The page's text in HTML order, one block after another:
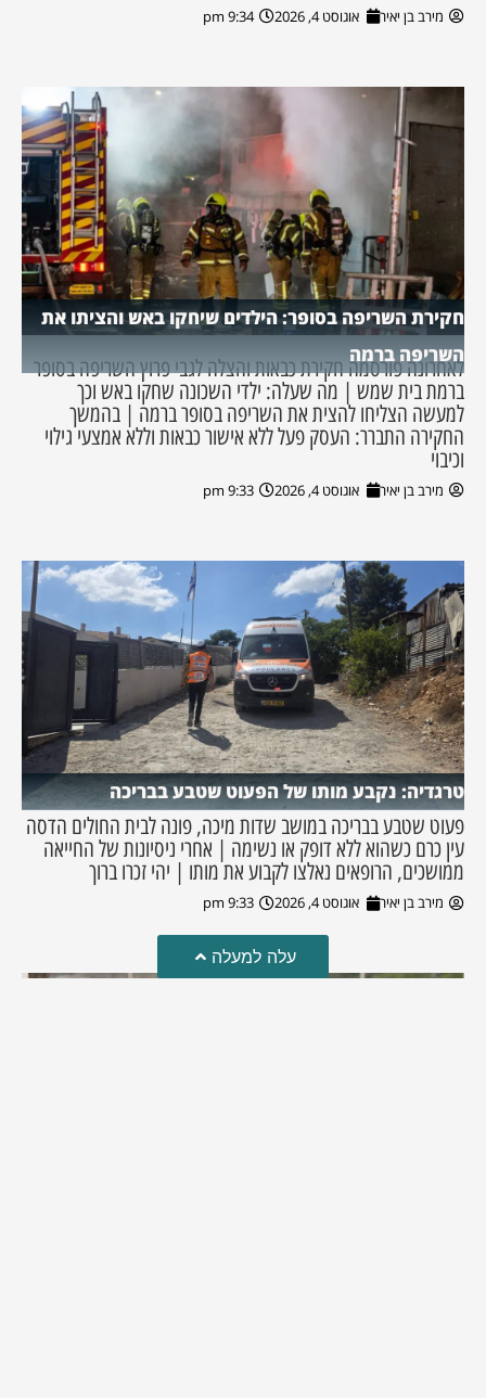
מירב בן יאיר אוגוסט 4, 2026 9:34 pm
חקירת השריפה בסופר: הילדים שיחקו באש והציתו את
השריפה ברמה
לאחרונה פורסמה חקירת כבאות והצלה לגבי פרוץ השריפה בסופר
ברמת בית שמש | מה שעלה: ילדי השכונה שחקו באש וכך
למעשה הצליחו להצית את השריפה בסופר ברמה | בהמשך
החקירה התברר: העסק פעל ללא אישור כבאות וללא אמצעי גילוי
וכיבוי
מירב בן יאיר אוגוסט 4, 2026 9:33 pm
טרגדיה: נקבע מותו של הפעוט שטבע בבריכה
פעוט שטבע בבריכה במושב שדות מיכה, פונה לבית החולים הדסה
עין כרם כשהוא ללא דופק או נשימה | אחרי ניסיונות של החייאה
ממושכים, הרופאים נאלצו לקבוע את מותו | יהי זכרו ברוך
מירב בן יאיר אוגוסט 4, 2026 9:33 pm
עלה למעלה